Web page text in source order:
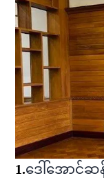
1.ဒေါ်အောင်ဆ